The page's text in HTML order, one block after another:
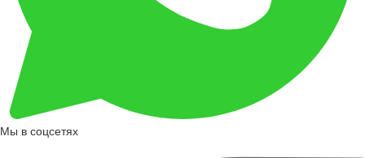
Мы в соцсетях